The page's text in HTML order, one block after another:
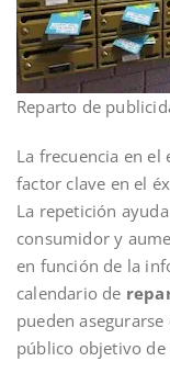
Reparto de
La frecuencia en
factor clave en el
La repetición
consumidor y
en función de la
calendario de
pueden
público objetivo de